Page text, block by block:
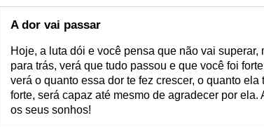
A dor vai passar
Hoje, a luta dói e você pensa que não vai superar,
para trás, verá que tudo passou e que você foi
verá o quanto essa dor te fez crescer, o quanto
forte, será capaz até mesmo de agradecer por ela.
os seus sonhos!